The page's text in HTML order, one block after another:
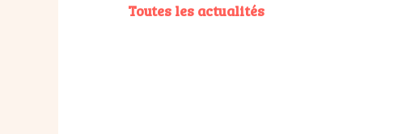
Toutes les actualités